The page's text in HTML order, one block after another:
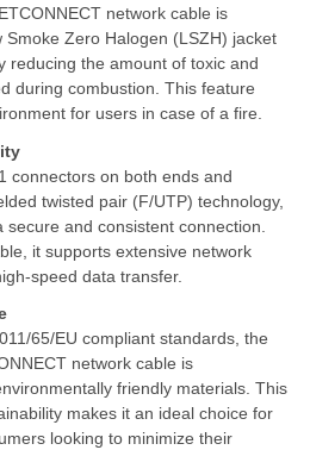
network cable is
Smoke Zero Halogen (LSZH) jacket
reducing the amount of toxic and
during combustion. This feature
for users in case of a fire.
connectors on both ends and
twisted pair (F/UTP) technology,
and consistent connection.
it supports extensive network
speed data transfer.
65/EU compliant standards, the
network cable is
friendly materials. This
makes it an ideal choice for
looking to minimize their